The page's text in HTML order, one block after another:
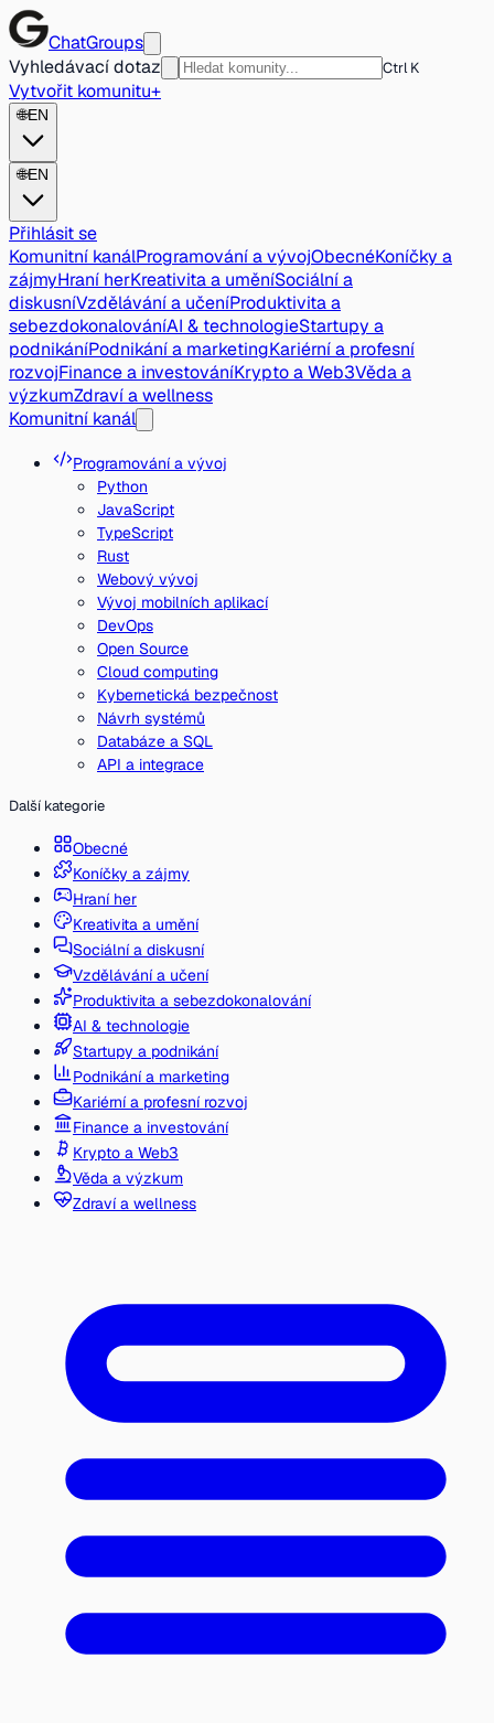
ChatGroups
Vyhledávací dotaz
Ctrl K
Vytvořit komunitu+
🌐EN
🌐EN
Přihlásit se
Komunitní kanálProgramování a vývojObecnéKoníčky a
zájmyHraní herKreativita a uměníSociální a
diskusníVzdělávání a učeníProduktivita a
sebezdokonalováníAI & technologieStartupy a
podnikáníPodnikání a marketingKariérní a profesní
rozvojFinance a investováníKrypto a Web3Věda a
výzkumZdraví a wellness
Komunitní kanál
Programování a vývoj
Python
JavaScript
TypeScript
Rust
Webový vývoj
Vývoj mobilních aplikací
DevOps
Open Source
Cloud computing
Kybernetická bezpečnost
Návrh systémů
Databáze a SQL
API a integrace
Další kategorie
Obecné
Koníčky a zájmy
Hraní her
Kreativita a umění
Sociální a diskusní
Vzdělávání a učení
Produktivita a sebezdokonalování
AI & technologie
Startupy a podnikání
Podnikání a marketing
Kariérní a profesní rozvoj
Finance a investování
Krypto a Web3
Věda a výzkum
Zdraví a wellness